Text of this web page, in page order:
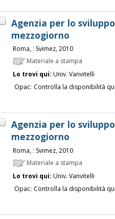
Agenzia per lo
mezzogiorno
Roma, : Svimez, 2010
Materiale a stampa
Lo trovi qui: Univ. Vanvitelli
Opac: Controlla la disponibilità
Agenzia per lo
mezzogiorno
Roma, : Svimez, 2010
Materiale a stampa
Lo trovi qui: Univ. Vanvitelli
Opac: Controlla la disponibilità